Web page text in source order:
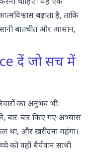
चाहिए। यह एक
बढ़ाता है, ताकि
बातचीत और आसान,
दें जो सच में
का अनुभव भी:
बार-बार किए गए अभ्यास
था, और खरीदना महंगा।
को वही धैर्यवान साथी